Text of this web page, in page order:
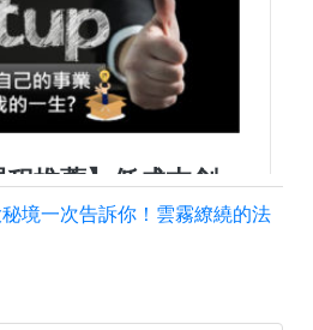
秘境一次告訴你！雲霧繚繞的法